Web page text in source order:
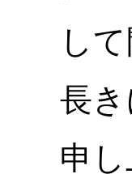
し
長
申し